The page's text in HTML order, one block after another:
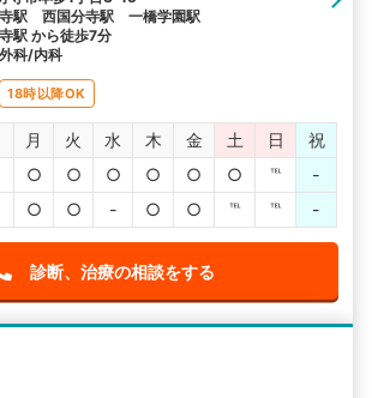
寺駅 西国分寺駅 一橋学園駅
駅 から徒歩7分
科/内科
18時以降OK
月 火 水 木 金 土 日
祝
○ ○ ○ ○ ○ ○ ℡
-
○ ○ - ○ ○ ℡ ℡ -
診断、治療の相談をする